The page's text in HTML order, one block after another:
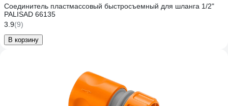
Соединитель пластмассовый быстросъемный для шланга 1/2"
PALISAD 66135
3.9(9)
В корзину